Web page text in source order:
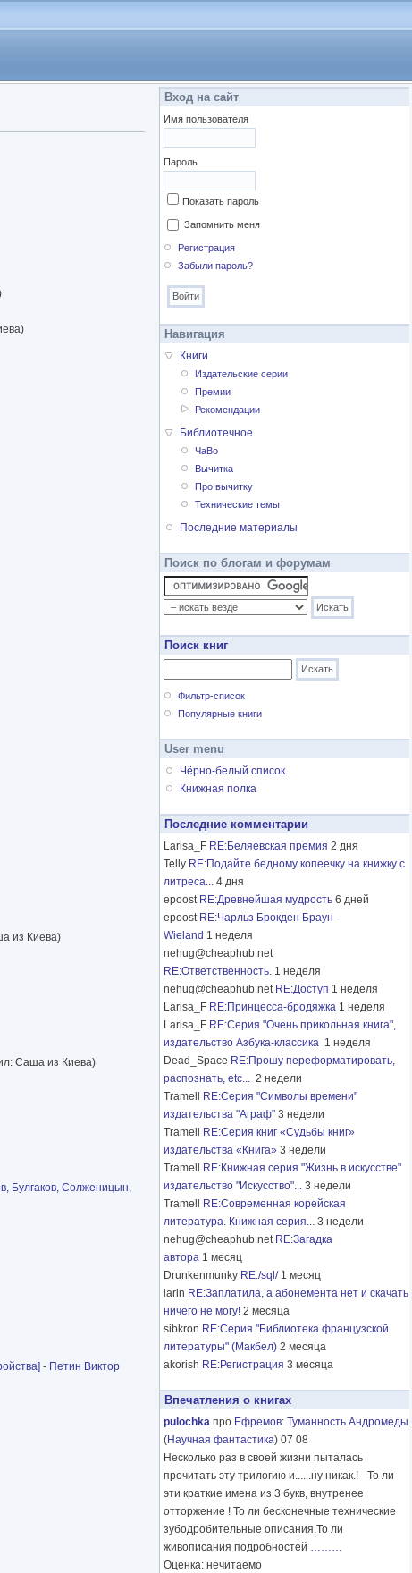
из Киева)
Саша из Киева)
Булгаков, Солженицын,
- Петин Виктор
Вход на сайт
Имя пользователя
Пароль
Показать пароль
Запомнить меня
Регистрация
Забыли пароль?
Навигация
Книги
Издательские серии
Премии
Рекомендации
Библиотечное
ЧаВо
Вычитка
Про вычитку
Технические темы
Последние материалы
Поиск по блогам и форумам
Поиск книг
Фильтр-список
Популярные книги
User menu
Чёрно-белый список
Книжная полка
Последние комментарии
Larisa_F RE:Беляевская премия 2 дня
Telly RE:Подайте бедному копеечку на книжку с
литреса... 4 дня
epoost RE:Древнейшая мудрость 6 дней
epoost RE:Чарльз Брокден Браун -
Wieland 1 неделя
nehug@cheaphub.net
RE:Ответственность. 1 неделя
nehug@cheaphub.net RE:Доступ 1 неделя
Larisa_F RE:Принцесса-бродяжка 1 неделя
Larisa_F RE:Серия "Очень прикольная книга",
издательство Азбука-классика 1 неделя
Dead_Space RE:Прошу переформатировать,
распознать, etc... 2 недели
Tramell
RE:Серия "Символы времени"
издательства "Аграф" 3 недели
Tramell
RE:Серия книг «Судьбы книг»
издательства «Книга» 3 недели
Tramell
RE:Книжная серия "Жизнь в искусстве"
издательство "Искусство"... 3 недели
Tramell
RE:Современная корейская
литература. Книжная серия... 3 недели
nehug@cheaphub.net RE:Загадка
автора 1 месяц
Drunkenmunky RE:/sql/ 1 месяц
larin RE:Заплатила, а абонемента нет и скачать
ничего не могу! 2 месяца
sibkron RE:Серия "Библиотека французской
литературы" (Макбел) 2 месяца
akorish RE:Регистрация 3 месяца
Впечатления о книгах
pulochka про Ефремов: Туманность Андромеды
(Научная фантастика) 07 08
Несколько раз в своей жизни пыталась
прочитать эту трилогию и......ну никак.! - То ли
эти краткие имена из 3 букв, внутренее
отторжение ! То ли бесконечные технические
зубодробительные описания.То ли
живописания подробностей ………
Оценка: нечитаемо